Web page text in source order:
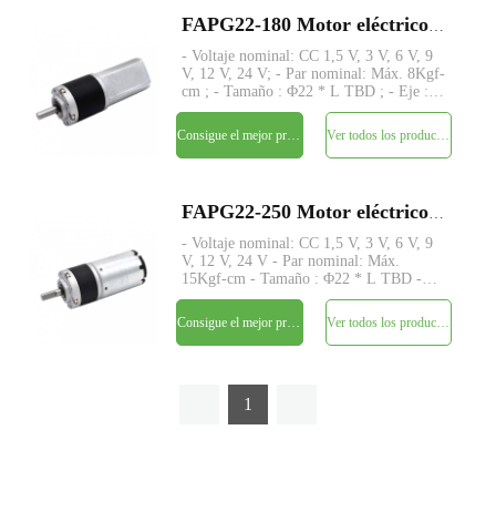
- Voltaje nominal: CC 1,5 V, 3 V, 6 V, 9
V, 12 V, 24 V; - Par nominal: Máx. 8Kgf-
cm ; - Tamaño : Φ22 * L TBD ; - Eje :
Φ4mm D-cut 0.5mm; - Codificador:
Codificador magnético; - MOQ: 500
piezas;
Ver todos los productos
- Voltaje nominal: CC 1,5 V, 3 V, 6 V, 9
V, 12 V, 24 V - Par nominal: Máx.
15Kgf-cm - Tamaño : Φ22 * L TBD -
Eje : Φ4mm D-cut 0.5mm - Codificador:
Codificador magnético - MOQ: 500
piezas
Ver todos los productos
1